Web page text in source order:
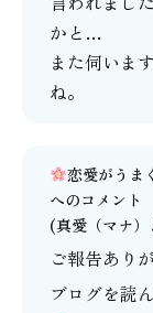
かと…
また伺いま
ね。
恋愛がうま
へのコメント
(真愛（マナ）
ご報告あり
ブログを読